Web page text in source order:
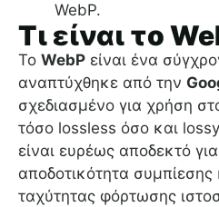
WebP.
Τι είναι το
Το WebP είναι ένα
αναπτύχθηκε από την
σχεδιασμένο για χρήση
τόσο lossless όσο και
είναι ευρέως αποδεκτό
αποδοτικότητα συμπίεσης
ταχύτητας φόρτωσης